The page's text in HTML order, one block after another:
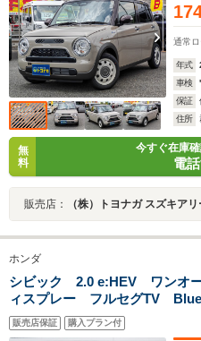
通常
年式
車検
保証
住所
無
料
今すぐ在庫
電
販売店： （株）トヨナガ スズキア
ホンダ
シビック 2.0 e:HEV ワンオ
ィスプレー フルセグTV
AppleCarPlay AndroidAuto
レミアムサウンド パワーシー
販売店保証 購入プラン付